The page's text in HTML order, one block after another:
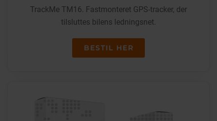
TrackMe TM16. Fastmonteret GPS-tracker, der
tilsluttes bilens ledningsnet.
BESTIL HER